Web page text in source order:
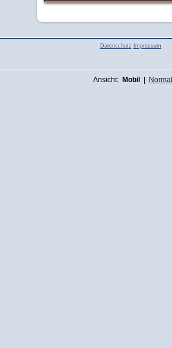
Datenschutz Impressum
Ansicht: Mobil Normal